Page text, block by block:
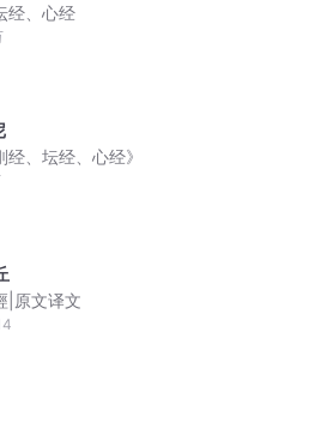
经、心经
经、坛经、心经》
|原文译文